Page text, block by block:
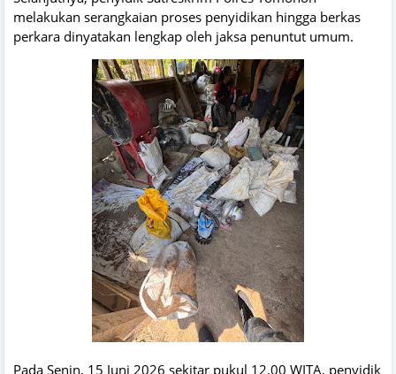
melakukan serangkaian proses penyidikan hingga berkas
perkara dinyatakan lengkap oleh jaksa penuntut umum.
Pada Senin, 15 Juni 2026 sekitar pukul 12.00 WITA, penyidik